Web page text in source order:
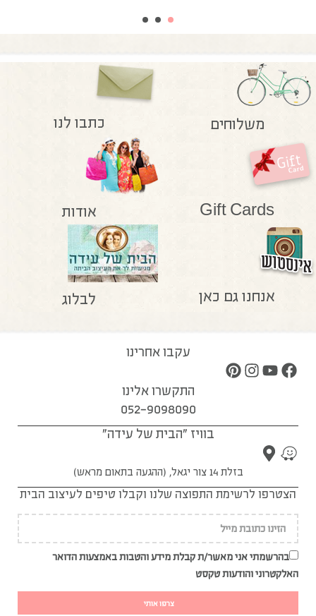
משלוחים כתבו לנו
Gift Cards אודות
אנחנו גם כאן לבלוג
עקבו אחרינו
התקשרו אלינו
052-9098090
בוויז "הבית של עידה"
בזלת 14 צור יגאל, (ההגעה בתאום מראש)
הצטרפו לרשימת התפוצה שלנו וקבלו טיפים לעיצוב הבית
בהרשמתי אני מאשר/ת קבלת מידע והטבות באמצעות הדואר
האלקטרוני והודעות טקסט
צרפו אותי